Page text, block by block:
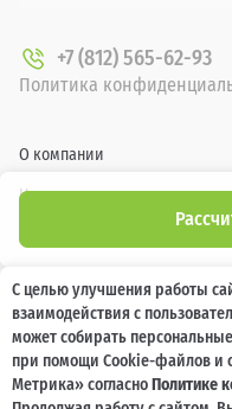
+7 (812) 565-62-93
Политика
О компании
Новости
Карьера
Спецпредложения
С целью улучшения работы
взаимодействия с
может собирать
при помощи Cookie-файлов и
Метрика» согласноПолитике